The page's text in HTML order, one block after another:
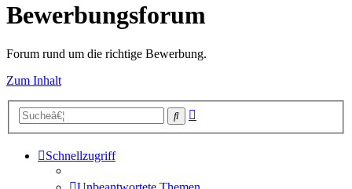
Bewerbungsforum
Forum rund um die richtige Bewerbung.
Zum Inhalt
Suche
Schnellzugriff